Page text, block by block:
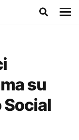
su
Social